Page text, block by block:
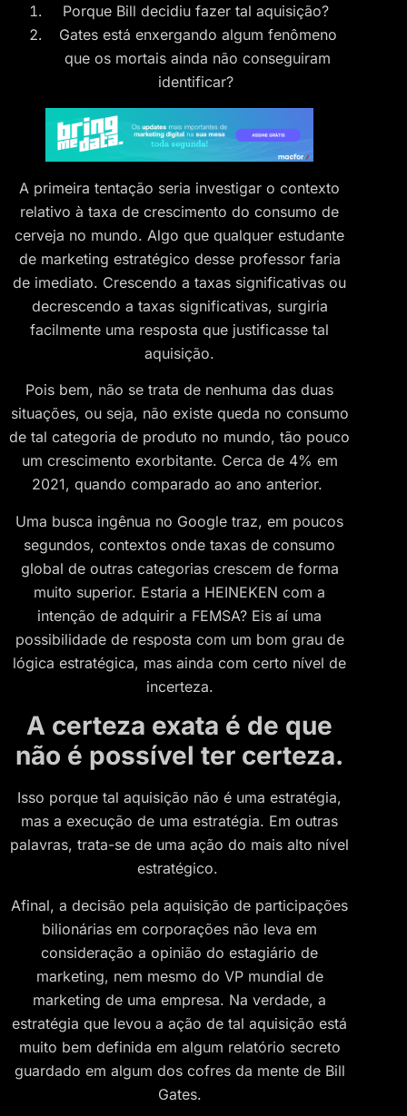
Porque Bill decidiu fazer tal aquisição?
Gates está enxergando algum fenômeno
que os mortais ainda não conseguiram
identificar?
A primeira tentação seria investigar o contexto
relativo à taxa de crescimento do consumo de
cerveja no mundo. Algo que qualquer estudante
de marketing estratégico desse professor faria
de imediato. Crescendo a taxas significativas ou
decrescendo a taxas significativas, surgiria
facilmente uma resposta que justificasse tal
aquisição.
Pois bem, não se trata de nenhuma das duas
situações, ou seja, não existe queda no consumo
de tal categoria de produto no mundo, tão pouco
um crescimento exorbitante. Cerca de 4% em
2021, quando comparado ao ano anterior.
Uma busca ingênua no Google traz, em poucos
segundos, contextos onde taxas de consumo
global de outras categorias crescem de forma
muito superior. Estaria a HEINEKEN com a
intenção de adquirir a FEMSA? Eis aí uma
possibilidade de resposta com um bom grau de
lógica estratégica, mas ainda com certo nível de
incerteza.
A certeza exata é de que
não é possível ter certeza.
Isso porque tal aquisição não é uma estratégia,
mas a execução de uma estratégia. Em outras
palavras, trata-se de uma ação do mais alto nível
estratégico.
Afinal, a decisão pela aquisição de participações
bilionárias em corporações não leva em
consideração a opinião do estagiário de
marketing, nem mesmo do VP mundial de
marketing de uma empresa. Na verdade, a
estratégia que levou a ação de tal aquisição está
muito bem definida em algum relatório secreto
guardado em algum dos cofres da mente de Bill
Gates.